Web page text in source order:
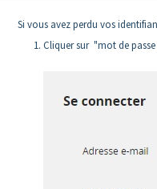
Si vous avez perdu vos
Cliquer sur "mot de